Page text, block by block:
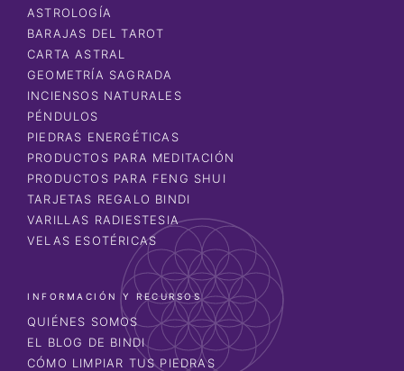
ASTROLOGÍA
BARAJAS DEL TAROT
CARTA ASTRAL
GEOMETRÍA SAGRADA
INCIENSOS NATURALES
PÉNDULOS
PIEDRAS ENERGÉTICAS
PRODUCTOS PARA MEDITACIÓN
PRODUCTOS PARA FENG SHUI
TARJETAS REGALO BINDI
VARILLAS RADIESTESIA
VELAS ESOTÉRICAS
INFORMACIÓN Y RECURSOS
QUIÉNES SOMOS
EL BLOG DE BINDI
CÓMO LIMPIAR TUS PIEDRAS